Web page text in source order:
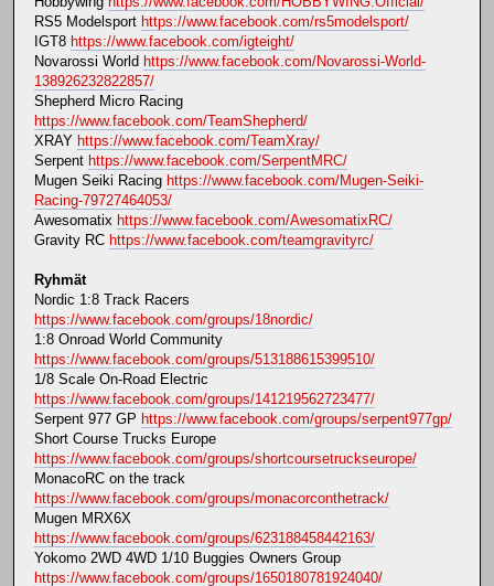
RS5 Modelsport https://www.facebook.com/rs5modelsport/
IGT8 https://www.facebook.com/igteight/
Novarossi World https://www.facebook.com/Novarossi-World-
138926232822857/
Shepherd Micro Racing
https://www.facebook.com/TeamShepherd/
XRAY https://www.facebook.com/TeamXray/
Serpent https://www.facebook.com/SerpentMRC/
Mugen Seiki Racing https://www.facebook.com/Mugen-Seiki-
Racing-79727464053/
Awesomatix https://www.facebook.com/AwesomatixRC/
Gravity RC https://www.facebook.com/teamgravityrc/
Ryhmät
Nordic 1:8 Track Racers
https://www.facebook.com/groups/18nordic/
1:8 Onroad World Community
https://www.facebook.com/groups/513188615399510/
1/8 Scale On-Road Electric
https://www.facebook.com/groups/141219562723477/
Serpent 977 GP https://www.facebook.com/groups/serpent977gp/
Short Course Trucks Europe
https://www.facebook.com/groups/shortcoursetruckseurope/
MonacoRC on the track
https://www.facebook.com/groups/monacorconthetrack/
Mugen MRX6X
https://www.facebook.com/groups/623188458442163/
Yokomo 2WD 4WD 1/10 Buggies Owners Group
https://www.facebook.com/groups/1650180781924040/